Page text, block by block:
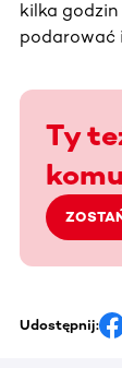
kilka
podarować
Ty
Udostępnij: